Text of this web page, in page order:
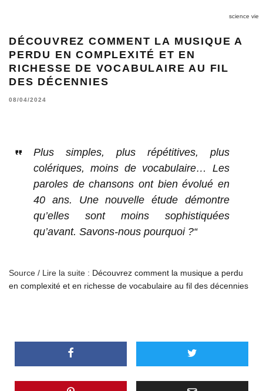
science vie
DÉCOUVREZ COMMENT LA MUSIQUE A
PERDU EN COMPLEXITÉ ET EN
RICHESSE DE VOCABULAIRE AU FIL
DES DÉCENNIES
08/04/2024
Plus simples, plus répétitives, plus
colériques, moins de vocabulaire… Les
paroles de chansons ont bien évolué en
40 ans. Une nouvelle étude démontre
qu’elles sont moins sophistiquées
qu’avant. Savons-nous pourquoi ?“
Source / Lire la suite : Découvrez comment la musique a perdu
en complexité et en richesse de vocabulaire au fil des décennies